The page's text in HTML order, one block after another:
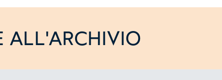
ALL'ARCHIVIO